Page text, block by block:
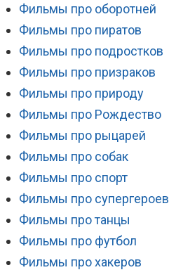
Фильмы про оборотней
Фильмы про пиратов
Фильмы про подростков
Фильмы про призраков
Фильмы про природу
Фильмы про Рождество
Фильмы про рыцарей
Фильмы про собак
Фильмы про спорт
Фильмы про супергероев
Фильмы про танцы
Фильмы про футбол
Фильмы про хакеров